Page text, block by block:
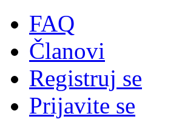
FAQ
Članovi
Registruj se
Prijavite se